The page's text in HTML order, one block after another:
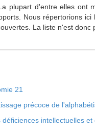
plupart d'entre elles ont
Nous répertorions
La liste n'est
21
précoce de
intellectuelles